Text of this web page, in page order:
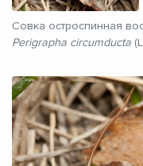
Совка остроспинная
Perigrapha circumducta